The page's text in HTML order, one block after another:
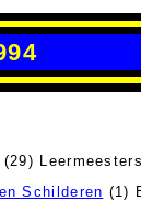
(29)
Schilderen (1)